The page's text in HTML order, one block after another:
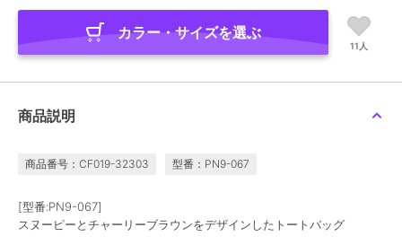
カラー・サイズを選ぶ
11人
商品説明
商品番号：CF019-32303 型番：PN9-067
[型番:PN9-067]
スヌーピーとチャーリーブラウンをデザインしたトートバッグ